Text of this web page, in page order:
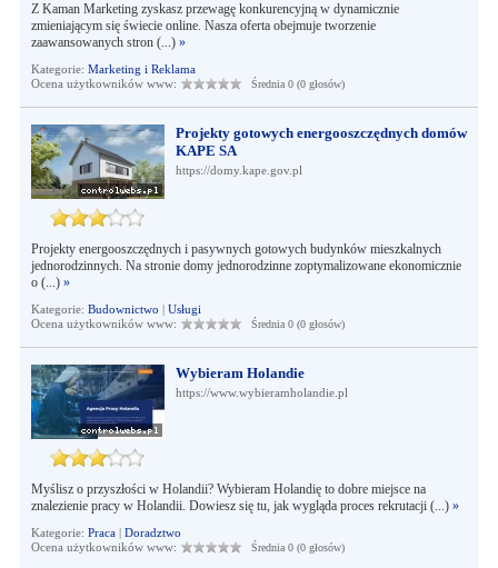
Z Kaman Marketing zyskasz przewagę konkurencyjną w dynamicznie
zmieniającym się świecie online. Nasza oferta obejmuje tworzenie
zaawansowanych stron (...) »
Kategorie: Marketing i Reklama
Ocena użytkowników www:
Średnia 0 (0 głosów)
Projekty gotowych energooszczędnych domów
KAPE SA
https://domy.kape.gov.pl
Projekty energooszczędnych i pasywnych gotowych budynków mieszkalnych
jednorodzinnych. Na stronie domy jednorodzinne zoptymalizowane ekonomicznie
o (...) »
Kategorie: Budownictwo | Usługi
Ocena użytkowników www:
Średnia 0 (0 głosów)
Wybieram Holandie
https://www.wybieramholandie.pl
Myślisz o przyszłości w Holandii? Wybieram Holandię to dobre miejsce na
znalezienie pracy w Holandii. Dowiesz się tu, jak wygląda proces rekrutacji (...) »
Kategorie: Praca| Doradztwo
Ocena użytkowników www:
Średnia 0 (0 głosów)